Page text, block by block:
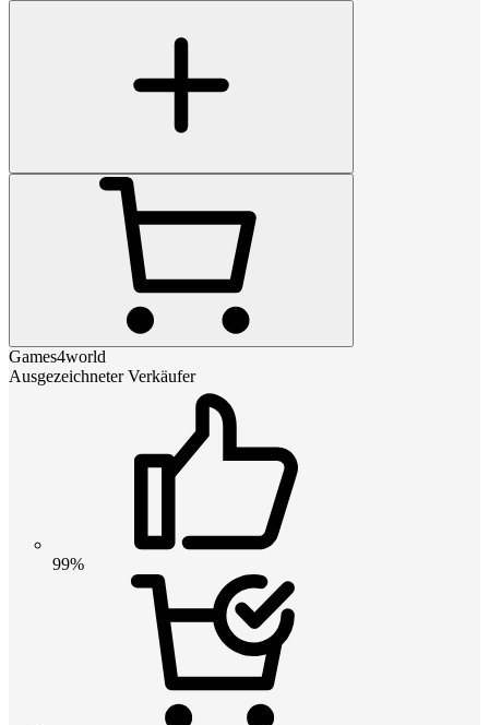
Games4world
Ausgezeichneter Verkäufer
99%